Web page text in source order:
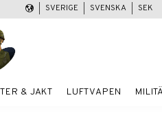
SVERIGE SVENSKA SEK
& JAKT LUFTVAPEN